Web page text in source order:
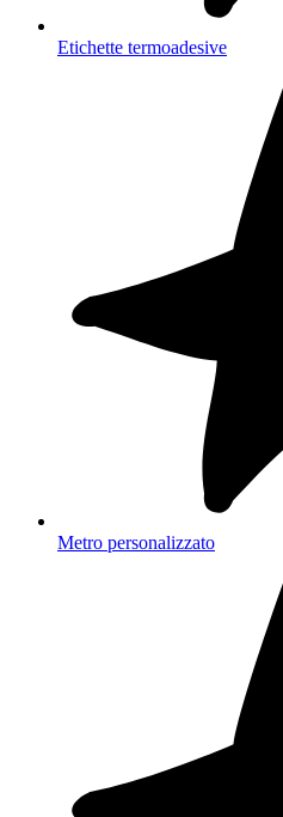
Etichette termoadesive
Metro personalizzato